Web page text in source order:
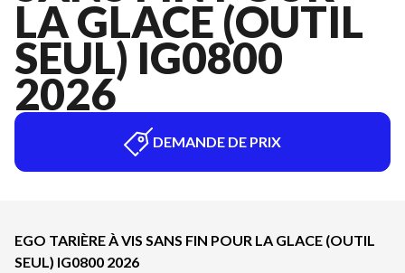
LA GLACE (OUTIL
SEUL) IG0800
2026
DEMANDE DE PRIX
EGO TARIÈRE À VIS SANS FIN POUR LA GLACE (OUTIL
SEUL) IG0800 2026